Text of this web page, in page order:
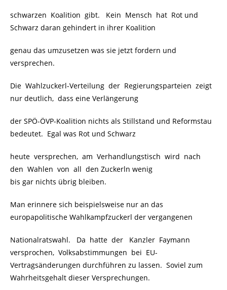
schwarzen Koalition gibt. Kein Mensch hat Rot und
Schwarz daran gehindert in ihrer Koalition
genau das umzusetzen was sie jetzt fordern und
versprechen.
Die Wahlzuckerl-Verteilung der Regierungsparteien zeigt
nur deutlich, dass eine Verlängerung
der SPÖ-ÖVP-Koalition nichts als Stillstand und Reformstau
bedeutet. Egal was Rot und Schwarz
heute versprechen, am Verhandlungstisch wird nach
den Wahlen von all den Zuckerln wenig
bis gar nichts übrig bleiben.
Man erinnere sich beispielsweise nur an das
europapolitische Wahlkampfzuckerl der vergangenen
Nationalratswahl. Da hatte der Kanzler Faymann
versprochen, Volksabstimmungen bei EU-
Vertragsänderungen durchführen zu lassen. Soviel zum
Wahrheitsgehalt dieser Versprechungen.